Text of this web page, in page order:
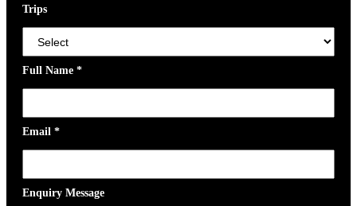
Trips
Full Name *
Email *
Enquiry Message